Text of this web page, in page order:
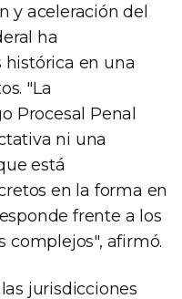
y aceleración del
ha
en una
"La
Procesal Penal
ni una
está
en la forma en
frente a los
complejos", afirmó.
jurisdicciones